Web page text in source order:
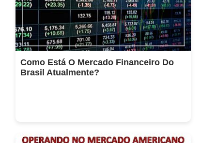
Como Está O Mercado Financeiro Do
Brasil Atualmente?